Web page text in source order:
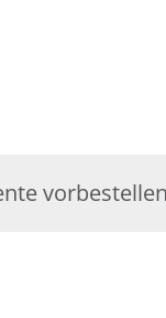
vorbestellen